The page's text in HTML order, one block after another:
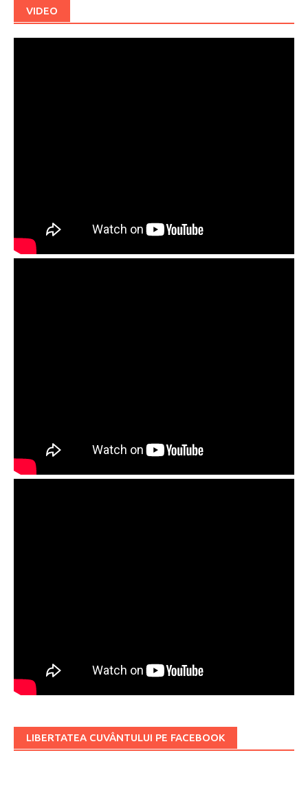
VIDEO
LIBERTATEA CUVÂNTULUI PE FACEBOOK